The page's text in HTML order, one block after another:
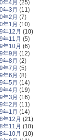
年4月 (25)
年3月 (11)
年2月 (7)
年1月 (10)
年12月 (10)
年11月 (5)
年10月 (6)
年9月 (12)
年8月 (2)
年7月 (5)
年6月 (8)
年5月 (14)
年4月 (19)
年3月 (16)
年2月 (11)
年1月 (14)
年12月 (21)
年11月 (10)
年10月 (10)